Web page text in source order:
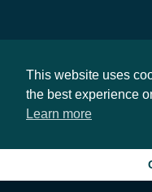
This website uses
the best experience
Learn more